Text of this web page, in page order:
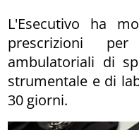
L'Esecutivo ha
prescrizioni
ambulatoriali di
strumentale e di
30 giorni.